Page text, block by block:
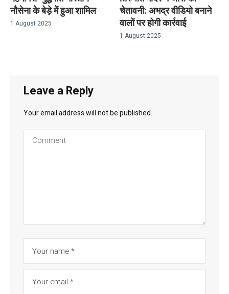
नौसेना के बेड़े में हुआ शामिल
1 August 2025
चेतावनी: अभद्र वीडियो बनाने
वालों पर होगी कार्रवाई
1 August 2025
Leave a Reply
Your email address will not be published.